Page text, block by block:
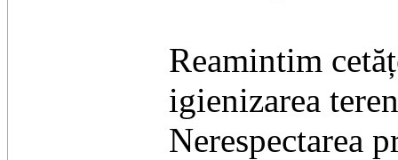
Reamintim
igienizarea
Nerespectarea